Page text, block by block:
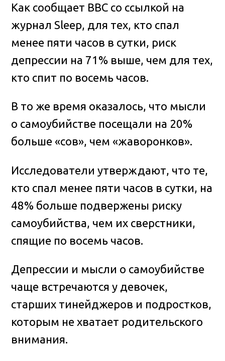
Как сообщает ВВС со ссылкой на
журнал Sleep, для тех, кто спал
менее пяти часов в сутки, риск
депрессии на 71% выше, чем для тех,
кто спит по восемь часов.
В то же время оказалось, что мысли
о самоубийстве посещали на 20%
больше «сов», чем «жаворонков».
Исследователи утверждают, что те,
кто спал менее пяти часов в сутки, на
48% больше подвержены риску
самоубийства, чем их сверстники,
спящие по восемь часов.
Депрессии и мысли о самоубийстве
чаще встречаются у девочек,
старших тинейджеров и подростков,
которым не хватает родительского
внимания.